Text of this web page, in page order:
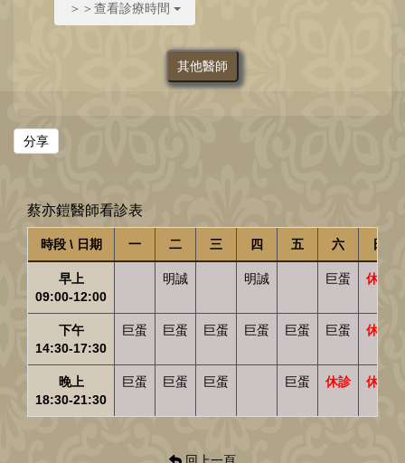
＞＞查看診療時間
其他醫師
分享
蔡亦鎧醫師看診表
時段 \ 日期 一 二 三 四 五 六 日
早上
09:00-12:00
明誠 明誠 巨蛋 休診
下午
14:30-17:30
巨蛋 巨蛋 巨蛋 巨蛋 巨蛋 巨蛋 休診
晚上
18:30-21:30
巨蛋 巨蛋 巨蛋 巨蛋 休診 休診